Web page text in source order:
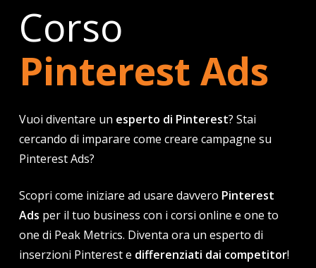
Corso
Pinterest Ads
Vuoi diventare un esperto di Pinterest? Stai
cercando di imparare come creare campagne su
Pinterest Ads?
Scopri come iniziare ad usare davvero Pinterest
Ads per il tuo business con i corsi online e one to
one di Peak Metrics. Diventa ora un esperto di
inserzioni Pinterest e differenziati dai competitor!